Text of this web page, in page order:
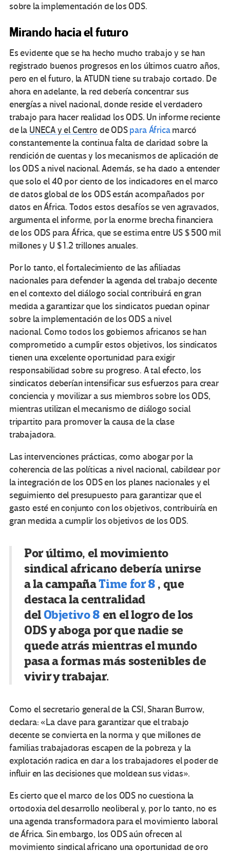
sobre la implementación de los ODS.
Mirando hacia el futuro
Es evidente que se ha hecho mucho trabajo y se han
registrado buenos progresos en los últimos cuatro años,
pero en el futuro, la ATUDN tiene su trabajo cortado. De
ahora en adelante, la red debería concentrar sus
energías a nivel nacional, donde reside el verdadero
trabajo para hacer realidad los ODS. Un informe reciente
de la UNECA y el Centro de ODSpara Áfricamarcó
constantemente la continua falta de claridad sobre la
rendición de cuentas y los mecanismos de aplicación de
los ODS a nivel nacional. Además, se ha dado a entender
que solo el 40 por ciento de los indicadores en el marco
de datos global de los ODS están acompañados por
datos en África. Todos estos desafíos se ven agravados,
argumenta el informe, por la enorme brecha financiera
de los ODS para África, que se estima entre US $ 500 mil
millones y U $ 1.2 trillones anuales.
Por lo tanto, el fortalecimiento de las afiliadas
nacionales para defender la agenda del trabajo decente
en el contexto del diálogo social contribuirá en gran
medida a garantizar que los sindicatos puedan opinar
sobre la implementación de los ODS a nivel
nacional. Como todos los gobiernos africanos se han
comprometido a cumplir estos objetivos, los sindicatos
tienen una excelente oportunidad para exigir
responsabilidad sobre su progreso. A tal efecto, los
sindicatos deberían intensificar sus esfuerzos para crear
conciencia y movilizar a sus miembros sobre los ODS,
mientras utilizan el mecanismo de diálogo social
tripartito para promover la causa de la clase
trabajadora.
Las intervenciones prácticas, como abogar por la
coherencia de las políticas a nivel nacional, cabildear por
la integración de los ODS en los planes nacionales y el
seguimiento del presupuesto para garantizar que el
gasto esté en conjunto con los objetivos, contribuiría en
gran medida a cumplir los objetivos de los ODS.
Por último, el movimiento
sindical africano debería unirse
a la campañaTime for 8 , que
destaca la centralidad
del Objetivo 8 en el logro de los
ODS y aboga por que nadie se
quede atrás mientras el mundo
pasa a formas más sostenibles de
vivir y trabajar.
Como el secretario general de la CSI, Sharan Burrow,
declara: «La clave para garantizar que el trabajo
decente se convierta en la norma y que millones de
familias trabajadoras escapen de la pobreza y la
explotación radica en dar a los trabajadores el poder de
influir en las decisiones que moldean sus vidas».
Es cierto que el marco de los ODS no cuestiona la
ortodoxia del desarrollo neoliberal y, por lo tanto, no es
una agenda transformadora para el movimiento laboral
de África. Sin embargo, los ODS aún ofrecen al
movimiento sindical africano una oportunidad de oro